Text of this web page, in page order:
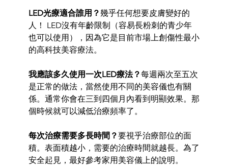
LED光療適合誰用？幾乎任何想要皮膚變好的
人！ LED沒有年齡限制（容易長粉刺的青少年
也可以使用）， 因為它是目前市場上創傷性最小
的高科技美容療法。
我應該多久使用一次LED療法？每週兩次至五次
是正常的做法， 當然使用不同的美容儀也有關
係。通常你會在三到四個月內看到明顯效果。 那
個時候就可以減低治療頻率了。
每次治療需要多長時間？要視乎治療部位的面
積。表面積越小， 需要的治療時間就越長。為了
安全起見，最好參考家用美容儀上的說明。